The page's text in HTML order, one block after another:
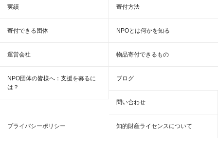
実績 寄付方法
寄付できる団体 NPOとは何かを知る
運営会社 物品寄付できるもの
NPO団体の皆様へ：支援を募るに
は？
ブログ
問い合わせ
プライバシーポリシー 知的財産ライセンスについて